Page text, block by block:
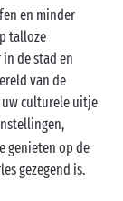
en minder
talloze
de stad en
van de
uw culturele uitje
genieten op de
gezegend is.